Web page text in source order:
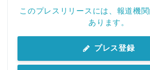
このプレスリリースには、報道機
あります。
プレス登録